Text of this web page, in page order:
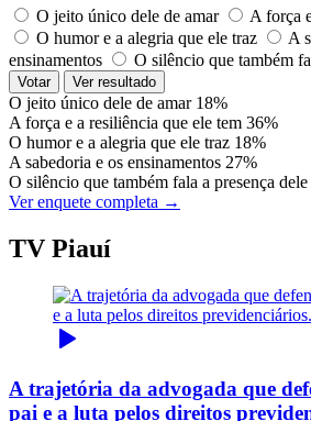
O jeito único dele de amar
A força
O humor e a alegria que ele traz
A
ensinamentos
O silêncio que também
Votar Ver resultado
O jeito único dele de amar 18%
A força e a resiliência que ele tem 36%
O humor e a alegria que ele traz 18%
A sabedoria e os ensinamentos 27%
O silêncio que também fala a presença dele
Ver enquete completa →
TV Piauí
A trajetória da advogada que
pai e a luta pelos direitos